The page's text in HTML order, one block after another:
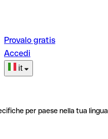
Provalo gratis
Accedi
it
per paese nella tua lingua